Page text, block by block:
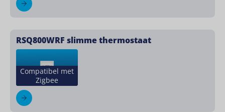
RSQ800WRF slimme thermostaat
Compatibel met
Zigbee